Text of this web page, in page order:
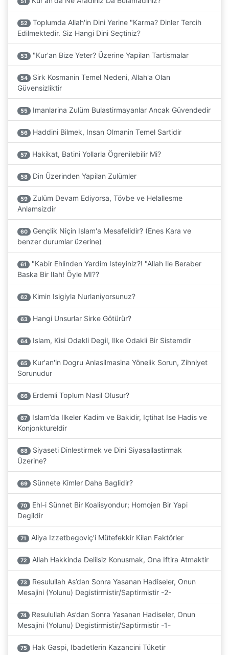
52
Toplumda Allah'in Dini Yerine "Karma? Dinler Tercih
Edilmektedir. Siz Hangi Dini Seçtiniz?
53 "Kur'an Bize Yeter? Üzerine Yapilan Tartismalar
54
Sirk Kosmanin Temel Nedeni, Allah'a Olan
Güvensizliktir
55 Imanlarina Zulüm Bulastirmayanlar Ancak Güvendedir
56 Haddini Bilmek, Insan Olmanin Temel Sartidir
57 Hakikat, Batini Yollarla Ögrenilebilir Mi?
58 Din Üzerinden Yapilan Zulümler
59
Zulüm Devam Ediyorsa, Tövbe ve Helallesme
Anlamsizdir
60
Gençlik Niçin Islam'a Mesafelidir? (Enes Kara ve
benzer durumlar üzerine)
61
"Kabir Ehlinden Yardim Isteyiniz?! "Allah Ile Beraber
Baska Bir Ilah! Öyle MI??
62 Kimin Isigiyla Nurlaniyorsunuz?
63 Hangi Unsurlar Sirke Götürür?
64 Islam, Kisi Odakli Degil, Ilke Odakli Bir Sistemdir
65
Kur'an'in Dogru Anlasilmasina Yönelik Sorun, Zihniyet
Sorunudur
66 Erdemli Toplum Nasil Olusur?
67
Islam’da Ilkeler Kadim ve Bakidir, Içtihat Ise Hadis ve
Konjonktureldir
68
Siyaseti Dinlestirmek ve Dini Siyasallastirmak
Üzerine?
69 Sünnete Kimler Daha Baglidir?
70
Ehl-i Sünnet Bir Koalisyondur; Homojen Bir Yapi
Degildir
71 Aliya Izzetbegoviç’i Mütefekkir Kilan Faktörler
72 Allah Hakkinda Delilsiz Konusmak, Ona Iftira Atmaktir
73
Resulullah As’dan Sonra Yasanan Hadiseler, Onun
Mesajini (Yolunu) Degistirmistir/Saptirmistir -2-
74
Resulullah As’dan Sonra Yasanan Hadiseler, Onun
Mesajini (Yolunu) Degistirmistir/Saptirmistir -1-
75 Hak Gaspi, Ibadetlerin Kazancini Tüketir